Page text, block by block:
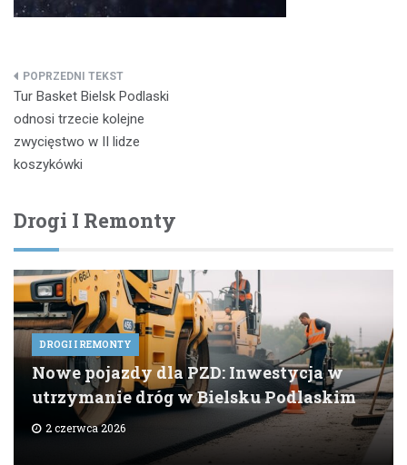
Nawigacja
wpisu
Tur Basket Bielsk Podlaski
odnosi trzecie kolejne
zwycięstwo w II lidze
koszykówki
Drogi I Remonty
DROGI I REMONTY
Nowe pojazdy dla PZD: Inwestycja w
utrzymanie dróg w Bielsku Podlaskim
2 czerwca 2026